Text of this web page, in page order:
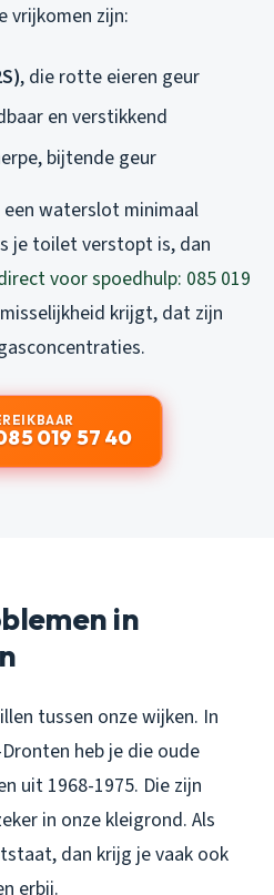
vrijkomen zijn:
, die rotte eieren geur
en verstikkend
bijtende geur
waterslot minimaal
je toilet verstopt is, dan
voor spoedhulp: 085 019
krijgt, dat zijn
019 57 40
in
tussen onze wijken. In
heb je die oude
uit 1968-1975. Die zijn
in onze kleigrond. Als
dan krijg je vaak ook
erbij.